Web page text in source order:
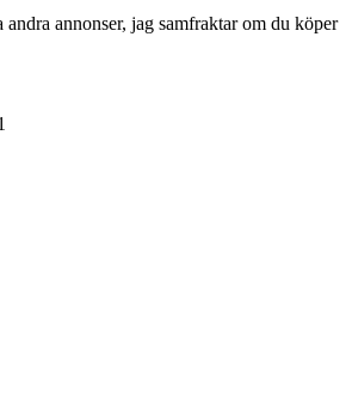
andra annonser, jag samfraktar om du köper